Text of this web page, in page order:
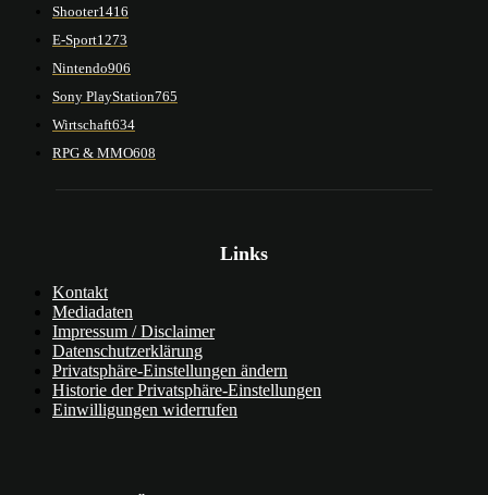
Shooter1416
E-Sport1273
Nintendo906
Sony PlayStation765
Wirtschaft634
RPG & MMO608
Links
Kontakt
Mediadaten
Impressum / Disclaimer
Datenschutzerklärung
Privatsphäre-Einstellungen ändern
Historie der Privatsphäre-Einstellungen
Einwilligungen widerrufen